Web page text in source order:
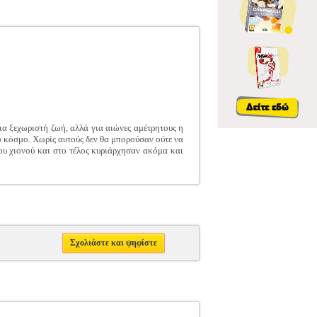
ξεχωριστή ζωή, αλλά για αιώνες αμέτρητους η
Χωρίς αυτούς δεν θα μπορούσαν ούτε να
χιονού και στο τέλος κυριάρχησαν ακόμα και
Σχολιάστε και ψηφίστε